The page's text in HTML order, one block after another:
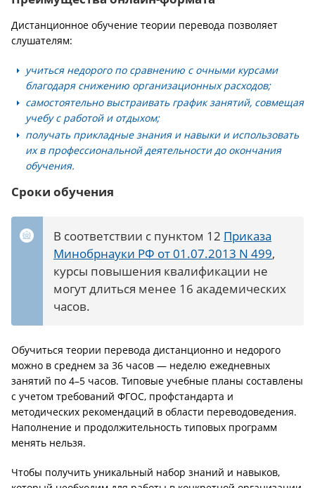
Дистанционное обучение теории перевода позволяет
слушателям:
учиться недорого по сравнению с очными курсами
благодаря снижению организационных расходов;
самостоятельно выстраивать график занятий, совмещая
учебу с работой и отдыхом;
получать прикладные знания и навыки и использовать
их в профессиональной деятельности до окончания
обучения.
Сроки обучения
В соответствии с пунктом 12 Приказа
Минобрнауки РФ от 01.07.2013 N 499,
курсы повышения квалификации не
могут длиться менее 16 академических
часов.
Обучиться теории перевода дистанционно и недорого
можно в среднем за 36 часов — неделю ежедневных
занятий по 4–5 часов. Типовые учебные планы составлены
с учетом требований ФГОС, профстандарта и
методических рекомендаций в области переводоведения.
Наполнение и продолжительность типовых программ
менять нельзя.
Чтобы получить уникальный набор знаний и навыков,